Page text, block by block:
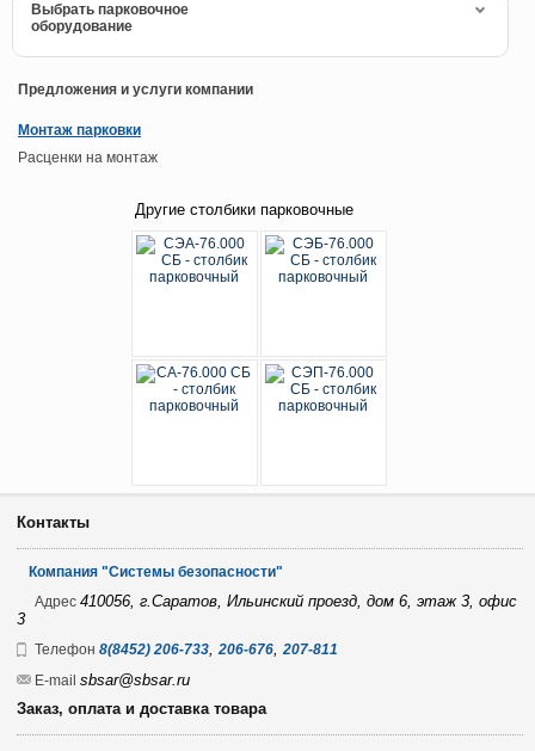
Выбрать парковочное
оборудование
Предложения и услуги компании
Монтаж парковки
Расценки на монтаж
Другие столбики парковочные
Контакты
Компания "Системы безопасности"
Адрес 410056, г.Саратов, Ильинский проезд, дом 6, этаж 3, офис
3
Телефон 8(8452) 206-733,206-676,207-811
E-mail sbsar@sbsar.ru
Заказ, оплата и доставка товара